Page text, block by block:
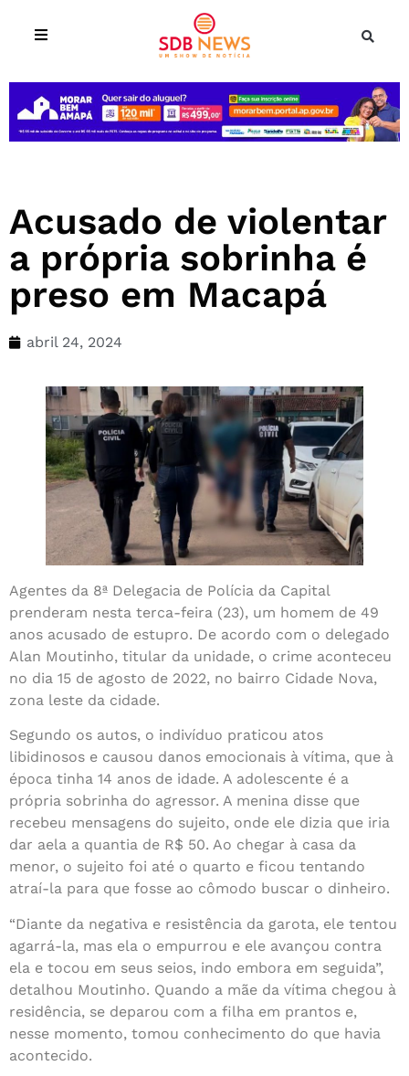
Acusado de violentar
a própria sobrinha é
preso em Macapá
abril 24, 2024
Agentes da 8ª Delegacia de Polícia da Capital
prenderam nesta terca-feira (23), um homem de 49
anos acusado de estupro. De acordo com o delegado
Alan Moutinho, titular da unidade, o crime aconteceu
no dia 15 de agosto de 2022, no bairro Cidade Nova,
zona leste da cidade.
Segundo os autos, o indivíduo praticou atos
libidinosos e causou danos emocionais à vítima, que à
época tinha 14 anos de idade. A adolescente é a
própria sobrinha do agressor. A menina disse que
recebeu mensagens do sujeito, onde ele dizia que iria
dar aela a quantia de R$ 50. Ao chegar à casa da
menor, o sujeito foi até o quarto e ficou tentando
atraí-la para que fosse ao cômodo buscar o dinheiro.
“Diante da negativa e resistência da garota, ele tentou
agarrá-la, mas ela o empurrou e ele avançou contra
ela e tocou em seus seios, indo embora em seguida”,
detalhou Moutinho. Quando a mãe da vítima chegou à
residência, se deparou com a filha em prantos e,
nesse momento, tomou conhecimento do que havia
acontecido.